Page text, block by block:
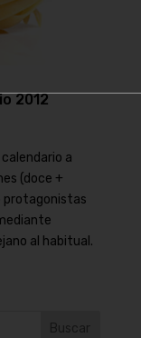
2012
a
(doce +
protagonistas
al habitual.
Buscar